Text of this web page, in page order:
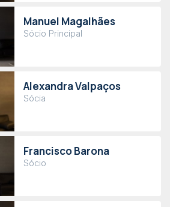
Manuel Magalhães
Sócio Principal
Alexandra Valpaços
Sócia
Francisco Barona
Sócio